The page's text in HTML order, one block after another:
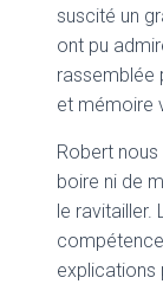
suscité un
ont pu
rassemblée
et mémoire
Robert nous
boire ni de
le
explications